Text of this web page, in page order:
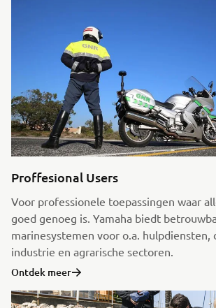
Proffesional Users
Voor professionele toepassingen waar
goed genoeg is. Yamaha biedt
marinesystemen voor o.a. hulpdiensten,
industrie en agrarische sectoren.
Ontdek meer